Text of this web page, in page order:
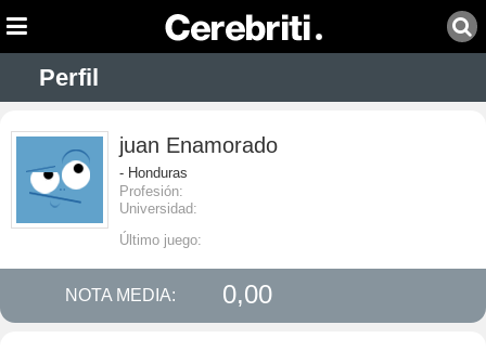
Perfil
juan Enamorado
- Honduras
Profesión:
Universidad:
Último juego:
NOTA MEDIA: 0,00